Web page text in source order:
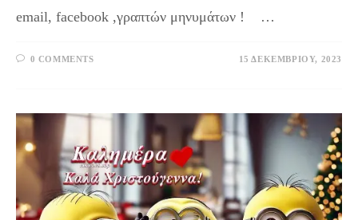
email, facebook ,γραπτών μηνυμάτων ! …
0 COMMENTS 15 ΔΕΚΕΜΒΡΊΟΥ, 2023